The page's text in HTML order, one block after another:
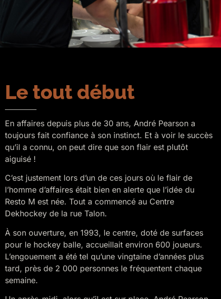
Le tout début
En affaires depuis plus de 30 ans, André Pearson a
toujours fait confiance à son instinct. Et à voir le succès
qu’il a connu, on peut dire que son flair est plutôt
aiguisé !
C’est justement lors d’un de ces jours où le flair de
l’homme d’affaires était bien en alerte que l’idée du
Resto M est née. Tout a commencé au Centre
Dekhockey de la rue Talon.
À son ouverture, en 1993, le centre, doté de surfaces
pour le hockey balle, accueillait environ 600 joueurs.
L’engouement a été tel qu’une vingtaine d’années plus
tard, près de 2 000 personnes le fréquentent chaque
semaine.